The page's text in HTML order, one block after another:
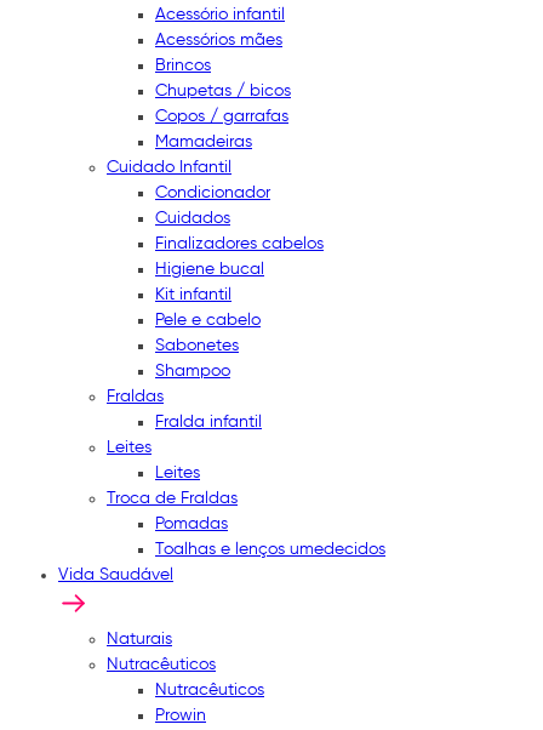
Acessório infantil
Acessórios mães
Brincos
Chupetas / bicos
Copos / garrafas
Mamadeiras
Cuidado Infantil
Condicionador
Cuidados
Finalizadores cabelos
Higiene bucal
Kit infantil
Pele e cabelo
Sabonetes
Shampoo
Fraldas
Fralda infantil
Leites
Leites
Troca de Fraldas
Pomadas
Toalhas e lenços umedecidos
Vida Saudável
Naturais
Nutracêuticos
Nutracêuticos
Prowin